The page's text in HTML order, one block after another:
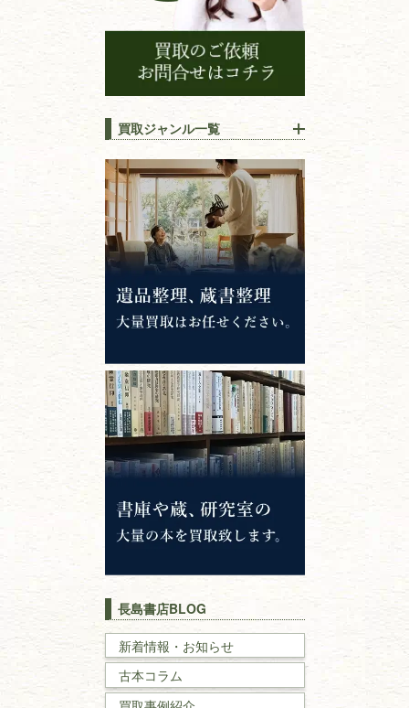
買取ジャンル一覧
江戸時代の書物
唐本・漢籍・
中国書物・朝鮮本
錦絵・浮世絵・版画・刷り物
専門書・ 学術書
哲学書・思想書
心理学・倫理学
仏教書
神道・神社仏閣
イスラム教
キリスト教
戦記・戦史
国文学・
長島書店BLOG
新着情報・お知らせ
古本コラム